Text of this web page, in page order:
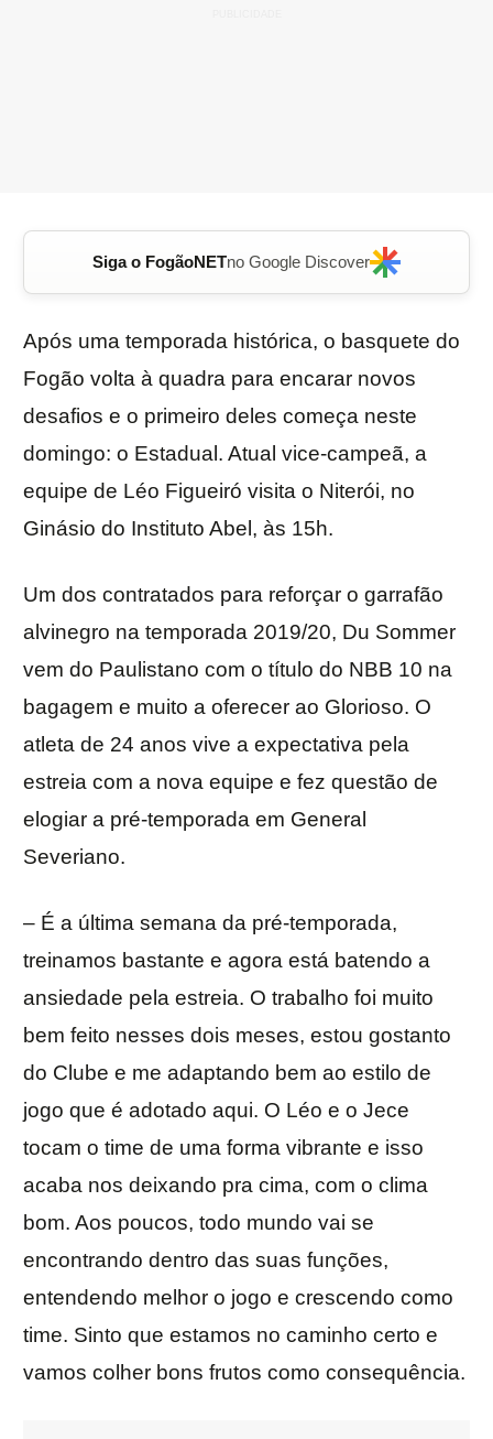
Siga o FogãoNETno Google Discover
Após uma temporada histórica, o basquete do
Fogão volta à quadra para encarar novos
desafios e o primeiro deles começa neste
domingo: o Estadual. Atual vice-campeã, a
equipe de Léo Figueiró visita o Niterói, no
Ginásio do Instituto Abel, às 15h.
Um dos contratados para reforçar o garrafão
alvinegro na temporada 2019/20, Du Sommer
vem do Paulistano com o título do NBB 10 na
bagagem e muito a oferecer ao Glorioso. O
atleta de 24 anos vive a expectativa pela
estreia com a nova equipe e fez questão de
elogiar a pré-temporada em General
Severiano.
– É a última semana da pré-temporada,
treinamos bastante e agora está batendo a
ansiedade pela estreia. O trabalho foi muito
bem feito nesses dois meses, estou gostanto
do Clube e me adaptando bem ao estilo de
jogo que é adotado aqui. O Léo e o Jece
tocam o time de uma forma vibrante e isso
acaba nos deixando pra cima, com o clima
bom. Aos poucos, todo mundo vai se
encontrando dentro das suas funções,
entendendo melhor o jogo e crescendo como
time. Sinto que estamos no caminho certo e
vamos colher bons frutos como consequência.